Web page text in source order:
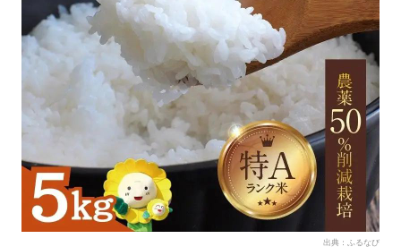
出典：ふるなび